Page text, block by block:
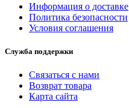
Информация о доставке
Политика безопасности
Условия соглашения
Служба поддержки
Связаться с нами
Возврат товара
Карта сайта